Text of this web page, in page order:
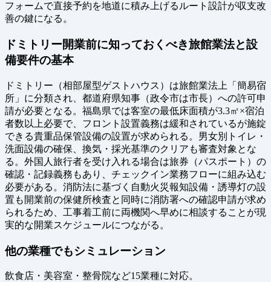
フォームで直接予約を地道に積み上げるルート設計が収支改
善の鍵になる。
ドミトリー開業前に知っておくべき旅館業法と設
備要件の基本
ドミトリー（相部屋型ゲストハウス）は旅館業法上「簡易宿
所」に分類され、都道府県知事（政令市は市長）への許可申
請が必要となる。福島県では客室の最低床面積が3.3㎡×宿泊
者数以上必要で、フロント設置義務は緩和されているが施錠
できる貴重品保管設備の設置が求められる。男女別トイレ・
洗面設備の確保、換気・採光基準のクリアも審査対象とな
る。外国人旅行者を受け入れる場合は旅券（パスポート）の
確認・記録義務もあり、チェックイン業務フローに組み込む
必要がある。消防法に基づく自動火災報知設備・誘導灯の設
置も開業前の保健所検査と同時に消防署への確認申請が求め
られるため、工事着工前に両機関へ早めに相談することが現
実的な開業スケジュールにつながる。
他の業種でもシミュレーション
飲食店・美容室・整骨院など15業種に対応。